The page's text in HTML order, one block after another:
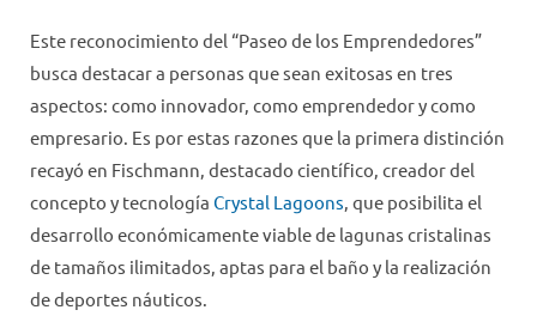
Este reconocimiento del “Paseo de los Emprendedores”
busca destacar a personas que sean exitosas en tres
aspectos: como innovador, como emprendedor y como
empresario. Es por estas razones que la primera distinción
recayó en Fischmann, destacado científico, creador del
concepto y tecnología Crystal Lagoons , que posibilita el
desarrollo económicamente viable de lagunas cristalinas
de tamaños ilimitados, aptas para el baño y la realización
de deportes náuticos.